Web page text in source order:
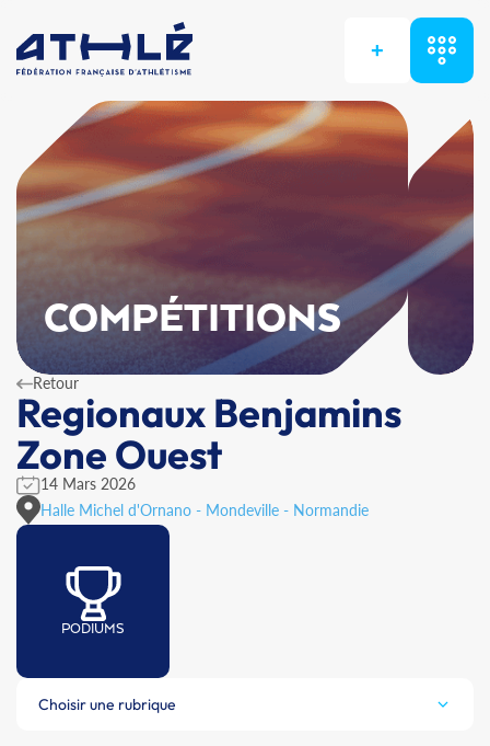
+
COMPÉTITIONS
Retour
Regionaux Benjamins
Zone Ouest
14 Mars 2026
Halle Michel d'Ornano - Mondeville - Normandie
PODIUMS
Choisir une rubrique